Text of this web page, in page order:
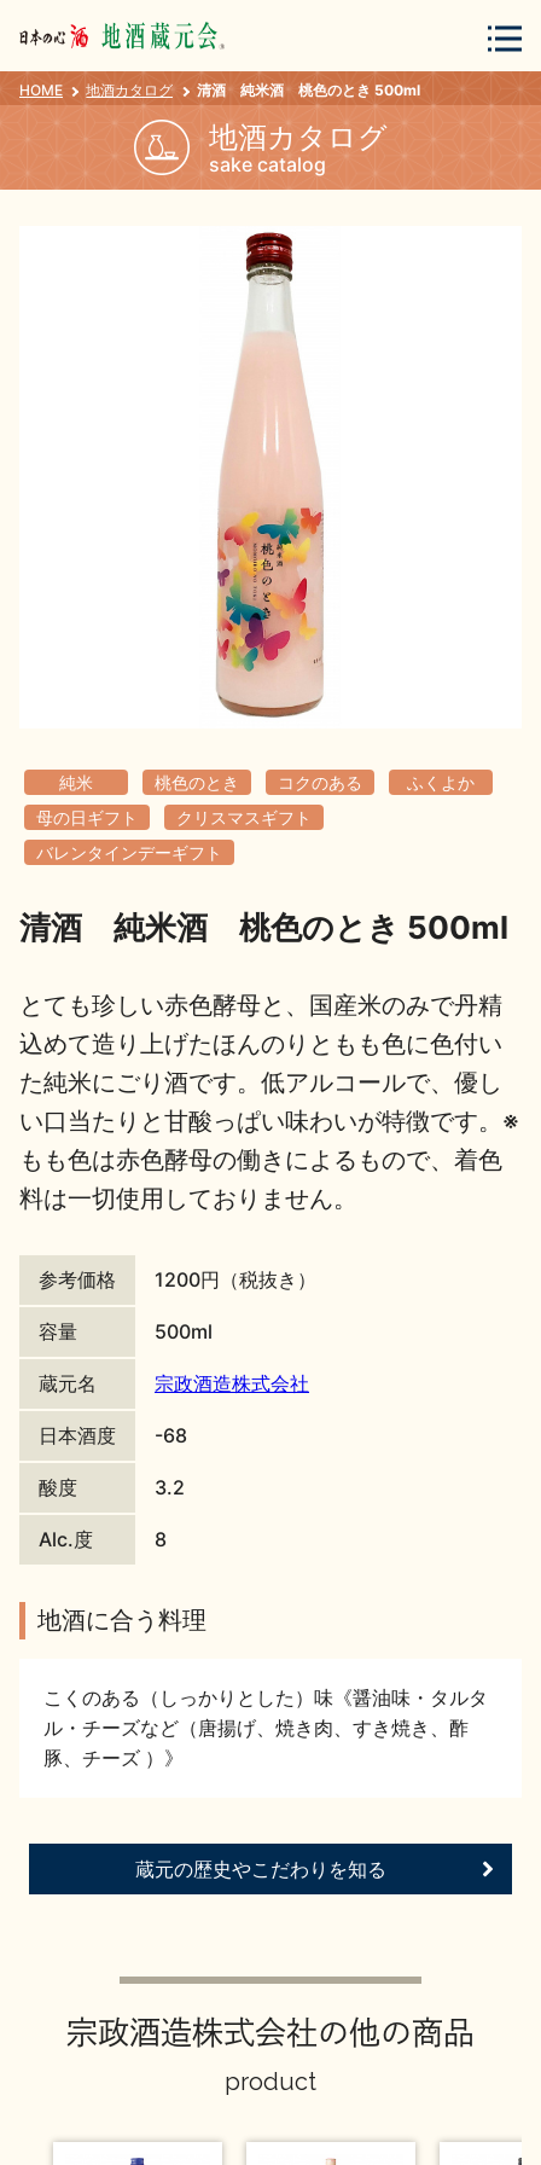
会員登録 ログイン
地酒カタログ
地酒解体新書
お楽しみコンテンツ
歳時記 地酒蔵元会検定
地酒川柳 地酒小説
日本酒の楽しみ方特集
地酒・イベント情報
イベント情報TOP
地酒蔵元会WEB展示会 地酒蔵元会利酒会
地酒蔵元会とは
HOME 地酒カタログ 清酒 純米酒 桃色のとき 500ml
地酒カタログ
sake catalog
純米 桃色のとき コクのある
ふくよか
母の日ギフト
クリスマスギフト
バレンタインデーギフト
清酒 純米酒 桃色のとき 500ml
とても珍しい赤色酵母と、国産米のみで丹精
込めて造り上げたほんのりともも色に色付い
た純米にごり酒です。低アルコールで、優し
い口当たりと甘酸っぱい味わいが特徴です。※
もも色は赤色酵母の働きによるもので、着色
料は一切使用しておりません。
参考価格 1200円（税抜き）
容量 500ml
蔵元名 宗政酒造株式会社
日本酒度 -68
酸度 3.2
Alc.度 8
地酒に合う料理
こくのある（しっかりとした）味《醤油味・タルタ
ル・チーズなど（唐揚げ、焼き肉、すき焼き、酢
豚、チーズ ）》
蔵元の歴史やこだわりを知る
宗政酒造株式会社の他の商品
product